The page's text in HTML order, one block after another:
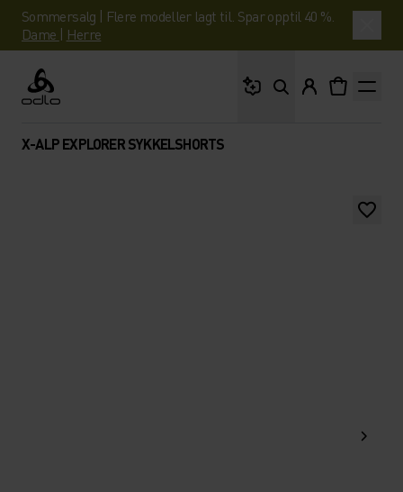
Sommersalg | Flere modeller lagt til. Spar opptil 40 %.
Dame | Herre
Odlo
X-ALP EXPLORER SYKKELSHORTS